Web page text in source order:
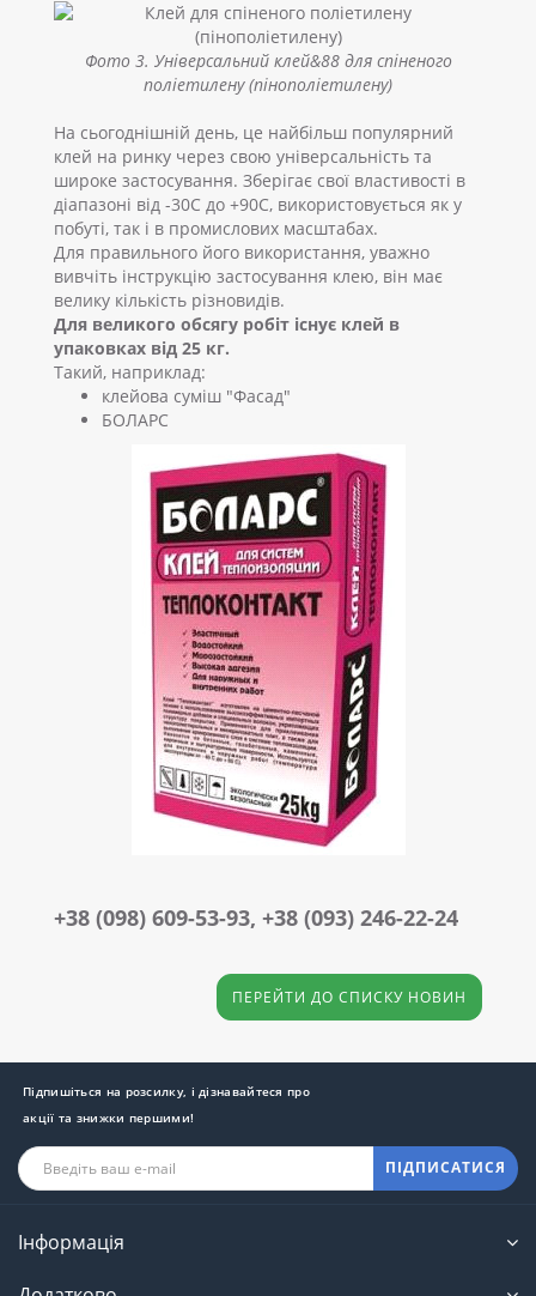
Фото 3. Універсальний клей&88 для спіненого
поліетилену (пінополіетилену)
На сьогоднішній день, це найбільш популярний
клей на ринку через свою універсальність та
широке застосування. Зберігає свої властивості в
діапазоні від -30С до +90С, використовується як у
побуті, так і в промислових масштабах.
Для правильного його використання, уважно
вивчіть інструкцію застосування клею, він має
велику кількість різновидів.
Для великого обсягу робіт існує клей в
упаковках від 25 кг.
Такий, наприклад:
клейова суміш "Фасад"
БОЛАРС
+38 (098) 609-53-93, +38 (093) 246-22-24
ПЕРЕЙТИ ДО СПИСКУ НОВИН
Підпишіться на розсилку, і дізнавайтеся про
акції та знижки першими!
ПІДПИСАТИСЯ
Інформація